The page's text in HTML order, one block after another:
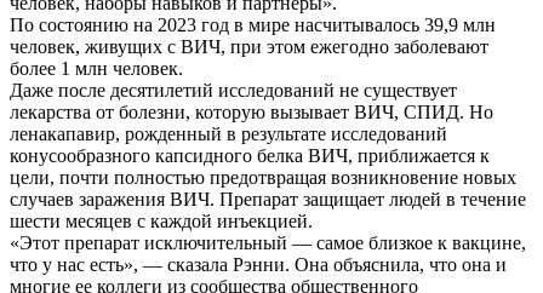
По состоянию на 2023 год в мире насчитывалось 39,9 млн
человек, живущих с ВИЧ, при этом ежегодно заболевают
более 1 млн человек.
Даже после десятилетий исследований не существует
лекарства от болезни, которую вызывает ВИЧ, СПИД. Но
ленакапавир, рожденный в результате исследований
конусообразного капсидного белка ВИЧ, приближается к
цели, почти полностью предотвращая возникновение новых
случаев заражения ВИЧ. Препарат защищает людей в течение
шести месяцев с каждой инъекцией.
«Этот препарат исключительный — самое близкое к вакцине,
что у нас есть», — сказала Рэнни. Она объяснила, что она и
многие ее коллеги из сообщества общественного